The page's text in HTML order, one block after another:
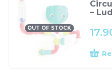
OUT OF STOCK
–